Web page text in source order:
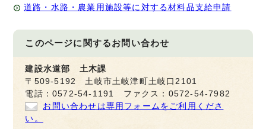
道路・水路・農業用施設等に対する材料品支給申請
このページに関するお問い合わせ
建設水道部 土木課
〒509-5192 土岐市土岐津町土岐口2101
電話：0572-54-1191 ファクス：0572-54-7982
お問い合わせは専用フォームをご利用くださ
い。